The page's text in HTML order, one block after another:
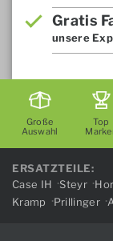
Gratis
unsere
Große
Auswahl
Top
ERSATZTEILE:
Case IH
Steyr
Kramp
Prillinger